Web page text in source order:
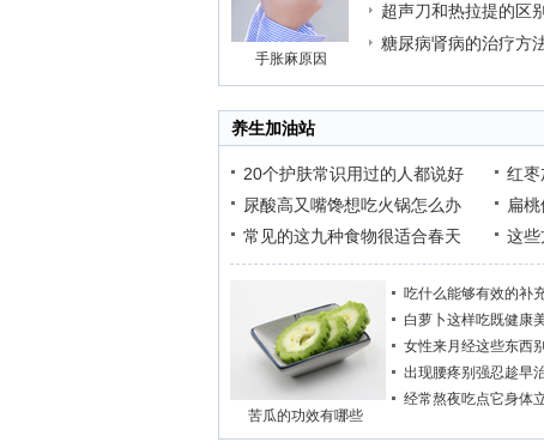
手胀麻原因
超声刀和热拉提的区
糖尿病肾病的治疗方
养生加油站
20个护肤常识用过的人都说好
尿酸高又嘴馋想吃火锅怎么办
常见的这九种食物很适合春天
红枣
扁
这些
苦瓜的功效有哪些
吃什么能够有效的补
白萝卜这样吃既健康
女性来月经这些东西
出现腰疼别强忍趁早
经常熬夜吃点它身体